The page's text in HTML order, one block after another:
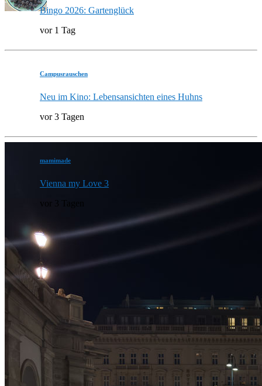
Bingo 2026: Gartenglück
vor 1 Tag
Campusrauschen
Neu im Kino: Lebensansichten eines Huhns
vor 3 Tagen
mamimade
Vienna my Love 3
vor 3 Tagen